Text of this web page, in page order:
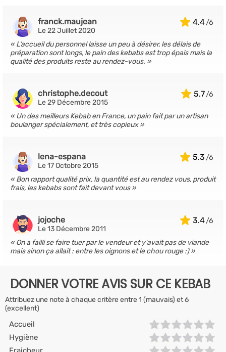
4.4
franck.maujean
Le 22 Juillet 2020
L’accueil du personnel laisse un peu à désirer, les délais de
préparation sont longs, le pain des kebabs est trop épais mais la
qualité des produits reste au rendez-vous.
5.7
christophe.decout
Le 29 Décembre 2015
Un des meilleurs Kebab en France, un pain fait par un artisan
boulanger spécialement, et très copieux
5.3
lena-espana
Le 17 Octobre 2015
Bon rapport qualité prix, la quantité est au rendez vous, produit
frais, les kebabs sont fait devant vous
3.4
jojoche
Le 13 Décembre 2011
On a failli se faire tuer par le vendeur et y'avait pas de viande
mais sinon ça allait : entre les oignons et le chou rouge :)
DONNER VOTRE AVIS SUR CE KEBAB
Attribuez une note à chaque critère entre 1 (mauvais) et 6
(excellent)
Accueil
Hygiène